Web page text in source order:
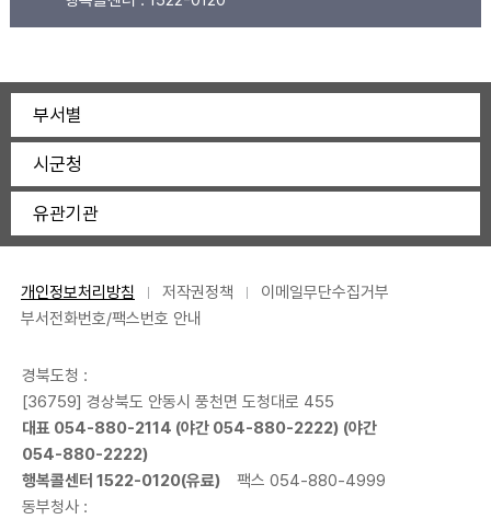
부서별
시군청
유관기관
개인정보처리방침 저작권정책
이메일무단수집거부
부서전화번호/팩스번호 안내
경북도청 :
[36759] 경상북도 안동시 풍천면 도청대로 455
대표 054-880-2114 (야간 054-880-2222) (야간
054-880-2222)
행복콜센터 1522-0120(유료)
팩스 054-880-4999
동부청사 :